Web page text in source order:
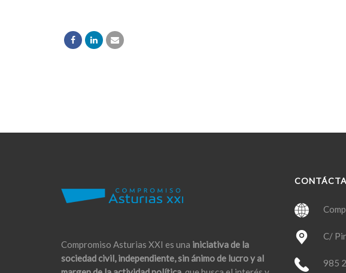
Compromiso Asturias XXI es una iniciativa de la
sociedad civil, independiente, sin ánimo de lucro y al
C/
985